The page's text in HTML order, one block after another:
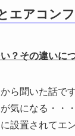
エアコン
？その違いに
ら聞いた話で
気になる・・
設置されてエ